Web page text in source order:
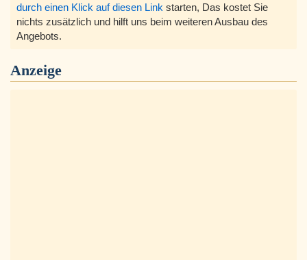
durch einen Klick auf diesen Link starten, Das kostet Sie
nichts zusätzlich und hilft uns beim weiteren Ausbau des
Angebots.
Anzeige